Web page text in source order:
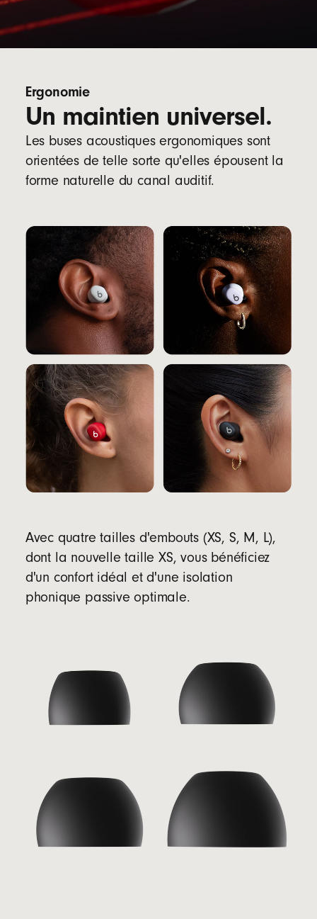
Ergonomie
Un maintien universel.
Les buses acoustiques ergonomiques sont
orientées de telle sorte qu'elles épousent la
forme naturelle du canal auditif.
Avec quatre tailles d'embouts (XS, S, M, L),
dont la nouvelle taille XS, vous bénéficiez
d'un confort idéal et d'une isolation
phonique passive optimale.